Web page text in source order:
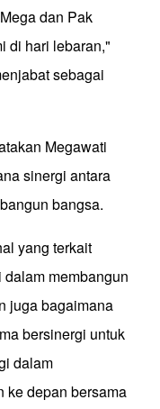
dan Pak
di hari lebaran,"
sebagai
Megawati
sinergi antara
bangsa.
yang terkait
membangun
juga bagaimana
bersinergi untuk
dalam
ke depan bersama